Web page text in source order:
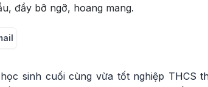
đầy bỡ ngỡ, hoang mang.
sinh cuối cùng vừa tốt nghiệp THCS